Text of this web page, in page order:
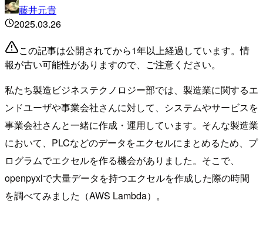
藤井元貴
2025.03.26
この記事は公開されてから1年以上経過しています。情
報が古い可能性がありますので、ご注意ください。
私たち製造ビジネステクノロジー部では、製造業に関するエ
ンドユーザや事業会社さんに対して、システムやサービスを
事業会社さんと一緒に作成・運用しています。そんな製造業
において、PLCなどのデータをエクセルにまとめるため、プ
ログラムでエクセルを作る機会がありました。そこで、
openpyxlで大量データを持つエクセルを作成した際の時間
を調べてみました（AWS Lambda）。